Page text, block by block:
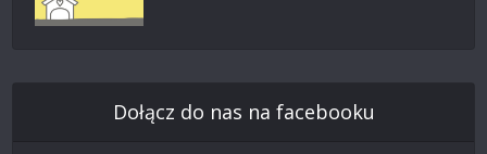
Dołącz do nas na facebooku